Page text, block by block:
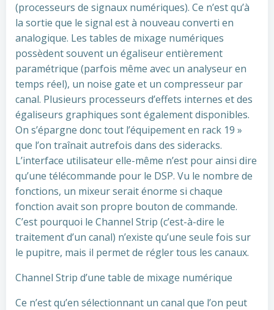
(processeurs de signaux numériques). Ce n’est qu’à
la sortie que le signal est à nouveau converti en
analogique. Les tables de mixage numériques
possèdent souvent un égaliseur entièrement
paramétrique (parfois même avec un analyseur en
temps réel), un noise gate et un compresseur par
canal. Plusieurs processeurs d’effets internes et des
égaliseurs graphiques sont également disponibles.
On s’épargne donc tout l’équipement en rack 19 »
que l’on traînait autrefois dans des sideracks.
L’interface utilisateur elle-même n’est pour ainsi dire
qu’une télécommande pour le DSP. Vu le nombre de
fonctions, un mixeur serait énorme si chaque
fonction avait son propre bouton de commande.
C’est pourquoi le Channel Strip (c’est-à-dire le
traitement d’un canal) n’existe qu’une seule fois sur
le pupitre, mais il permet de régler tous les canaux.
Channel Strip d’une table de mixage numérique
Ce n’est qu’en sélectionnant un canal que l’on peut